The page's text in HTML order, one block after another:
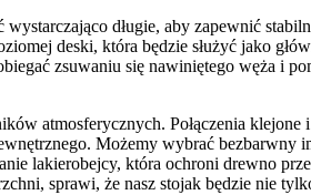
długie, aby zapewnić
deski, która będzie służyć jako
zsuwaniu się nawiniętego węża i
atmosferycznych. Połączenia
Możemy wybrać bezbarwny
lakierobejcy, która ochroni drewno
sprawi, że nasz stojak będzie nie